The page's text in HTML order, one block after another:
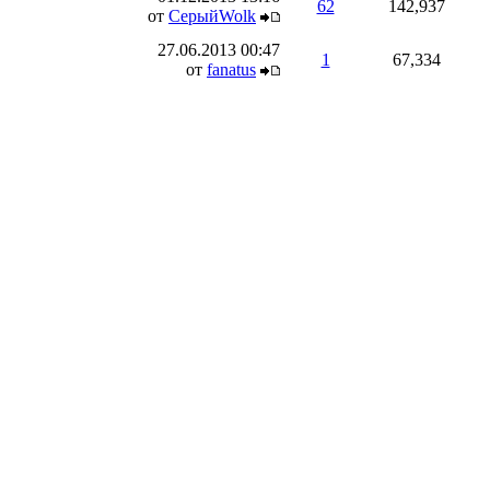
от СерыйWolk
62 142,937
27.06.2013 00:47
от fanatus
1 67,334